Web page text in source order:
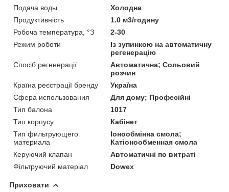
Подача воды
Холодна
Продуктивність
1.0 м3/годину
Робоча температура, °З
2-30
Режим роботи
Із зупинкою на автоматичну
регенерацію
Спосіб регенерації
Автоматична; Сольовий
розчин
Країна реєстрації бренду
Україна
Сфера использования
Для дому; Професійні
Тип балона
1017
Тип корпусу
Кабінет
Тип фильтрующего
материала
Іонообмінна смола;
Катіонообменная смола
Керуючий клапан
Автоматичні по витраті
Фільтруючий матеріал
Dowex
Приховати